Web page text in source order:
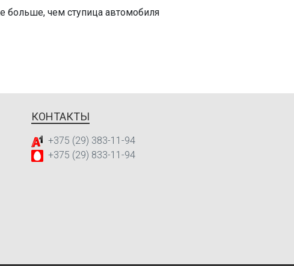
больше, чем ступица автомобиля
КОНТАКТЫ
+375 (29) 383-11-94
+375 (29) 833-11-94